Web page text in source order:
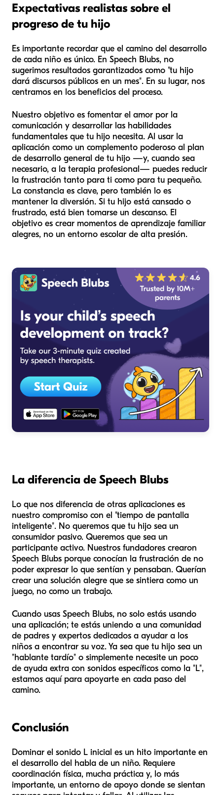
Expectativas realistas sobre el
progreso de tu hijo
Es importante recordar que el camino del desarrollo
de cada niño es único. En Speech Blubs, no
sugerimos resultados garantizados como "tu hijo
dará discursos públicos en un mes". En su lugar, nos
centramos en los beneficios del proceso.
Nuestro objetivo es fomentar el amor por la
comunicación y desarrollar las habilidades
fundamentales que tu hijo necesita. Al usar la
aplicación como un complemento poderoso al plan
de desarrollo general de tu hijo —y, cuando sea
necesario, a la terapia profesional— puedes reducir
la frustración tanto para ti como para tu pequeño.
La constancia es clave, pero también lo es
mantener la diversión. Si tu hijo está cansado o
frustrado, está bien tomarse un descanso. El
objetivo es crear momentos de aprendizaje familiar
alegres, no un entorno escolar de alta presión.
La diferencia de Speech Blubs
Lo que nos diferencia de otras aplicaciones es
nuestro compromiso con el "tiempo de pantalla
inteligente". No queremos que tu hijo sea un
consumidor pasivo. Queremos que sea un
participante activo. Nuestros fundadores crearon
Speech Blubs porque conocían la frustración de no
poder expresar lo que sentían y pensaban. Querían
crear una solución alegre que se sintiera como un
juego, no como un trabajo.
Cuando usas Speech Blubs, no solo estás usando
una aplicación; te estás uniendo a una comunidad
de padres y expertos dedicados a ayudar a los
niños a encontrar su voz. Ya sea que tu hijo sea un
"hablante tardío" o simplemente necesite un poco
de ayuda extra con sonidos específicos como la "L",
estamos aquí para apoyarte en cada paso del
camino.
Conclusión
Dominar el sonido L inicial es un hito importante en
el desarrollo del habla de un niño. Requiere
coordinación física, mucha práctica y, lo más
importante, un entorno de apoyo donde se sientan